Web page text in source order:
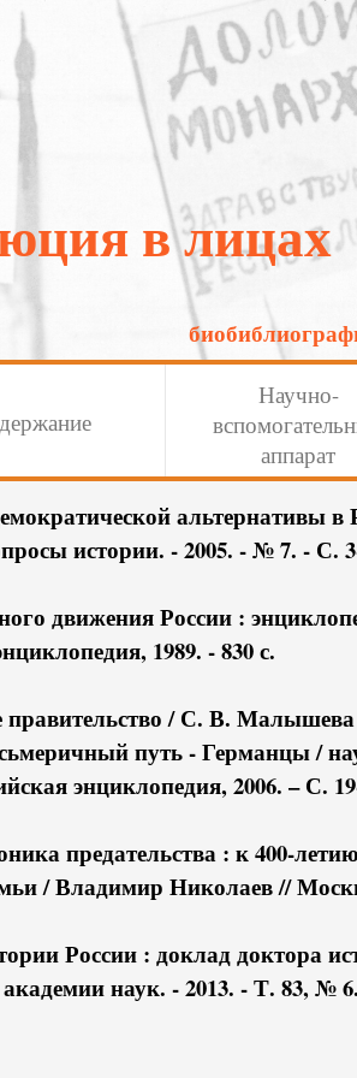
в лицах
Научно-
аппарат
альтернативы в
истории. - 2005. - № 7. - С.
движения России :
1989. - 830 с.
/ С. В. Малышева
путь - Германцы /
энциклопедия, 2006. – С.
предательства : к 400-
/ Владимир Николаев //
России : доклад доктора
наук. - 2013. - Т. 83, №